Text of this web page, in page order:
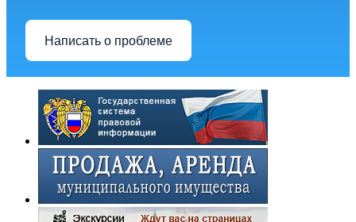
Написать о проблеме